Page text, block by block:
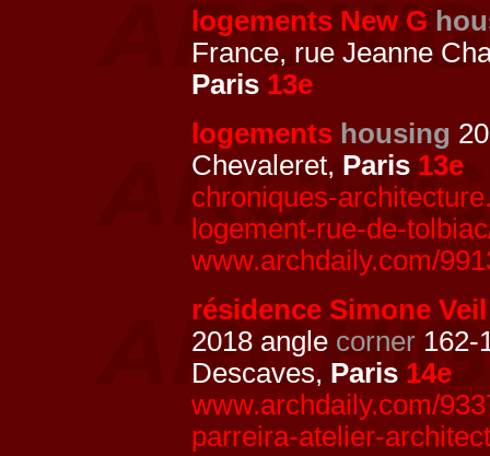
logements New G
France, rue Jeanne
Paris 13e
logements housing
Chevaleret, Paris 13e
chroniques-
logement-rue-de-
www.archdaily.com/
résidence Simone
2018 angle corner 162-
Descaves, Paris 14e
www.archdaily.com/
parreira-atelier-